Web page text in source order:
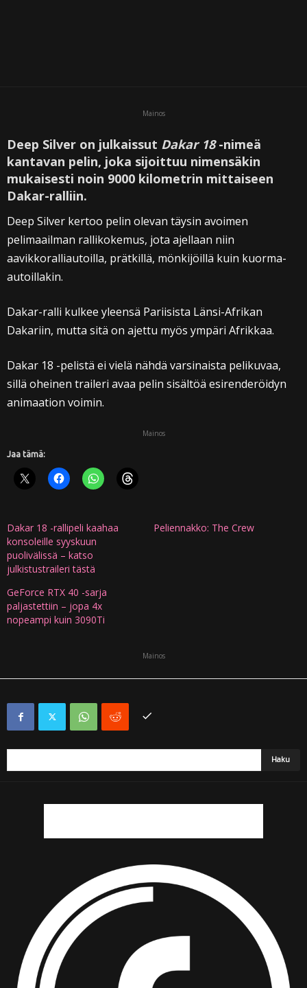
Mainos
Deep Silver on julkaissut Dakar 18-nimeä
kantavan pelin, joka sijoittuu nimensäkin
mukaisesti noin 9000 kilometrin mittaiseen
Dakar-ralliin.
Deep Silver kertoo pelin olevan täysin avoimen
pelimaailman rallikokemus, jota ajellaan niin
aavikkoralliautoilla, prätkillä, mönkijöillä kuin kuorma-
autoillakin.
Dakar-ralli kulkee yleensä Pariisista Länsi-Afrikan
Dakariin, mutta sitä on ajettu myös ympäri Afrikkaa.
Dakar 18 -pelistä ei vielä nähdä varsinaista pelikuvaa,
sillä oheinen traileri avaa pelin sisältöä esirenderöidyn
animaation voimin.
Mainos
Jaa tämä:
Dakar 18 -rallipeli kaahaa
konsoleille syyskuun
puolivälissä – katso
julkistustraileri tästä
Peliennakko: The Crew
GeForce RTX 40 -sarja
paljastettiin – jopa 4x
nopeampi kuin 3090Ti
Mainos